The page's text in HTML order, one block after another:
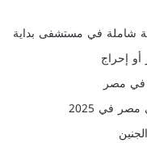
شاملة في مستشفى بداية
أو إحراج
في مصر
في 2025